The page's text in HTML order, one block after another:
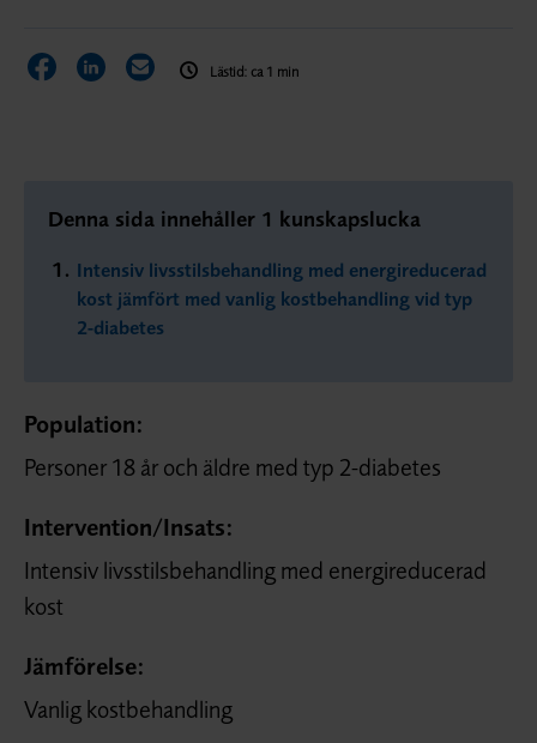
Dela sidan på Facebook
Dela sidan på LinkedIn
Dela sidan via E-post
Lästid: ca 1 min
Denna sida innehåller 1 kunskapslucka
Intensiv livsstilsbehandling med energireducerad
kost jämfört med vanlig kostbehandling vid typ
2-diabetes
Population:
Personer 18 år och äldre med typ 2-diabetes
Intervention/Insats:
Intensiv livsstilsbehandling med energireducerad
kost
Jämförelse:
Vanlig kostbehandling